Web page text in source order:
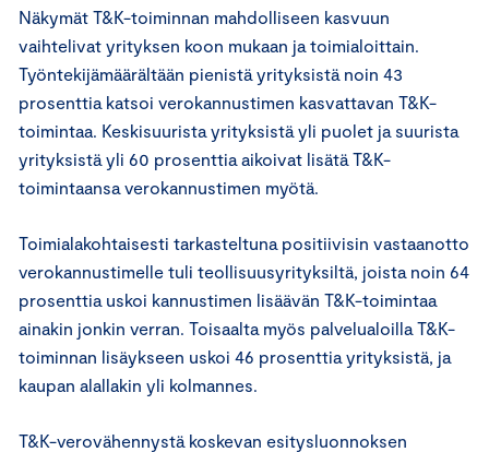
Näkymät T&K-toiminnan mahdolliseen kasvuun
vaihtelivat yrityksen koon mukaan ja toimialoittain.
Työntekijämäärältään pienistä yrityksistä noin 43
prosenttia katsoi verokannustimen kasvattavan T&K-
toimintaa. Keskisuurista yrityksistä yli puolet ja suurista
yrityksistä yli 60 prosenttia aikoivat lisätä T&K-
toimintaansa verokannustimen myötä.
Toimialakohtaisesti tarkasteltuna positiivisin vastaanotto
verokannustimelle tuli teollisuusyrityksiltä, joista noin 64
prosenttia uskoi kannustimen lisäävän T&K-toimintaa
ainakin jonkin verran. Toisaalta myös palvelualoilla T&K-
toiminnan lisäykseen uskoi 46 prosenttia yrityksistä, ja
kaupan alallakin yli kolmannes.
T&K-verovähennystä koskevan esitysluonnoksen